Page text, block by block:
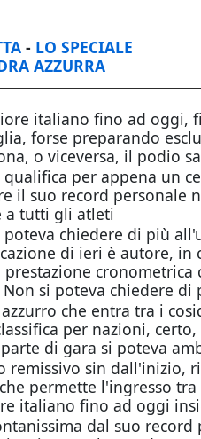
- LO SPECIALE
AZZURRA
italiano fino ad oggi,
forse preparando
o viceversa, il podio
qualifica per appena un
il suo record personale
a tutti gli atleti
poteva chiedere di più
di ieri è autore,
prestazione
si poteva chiedere di
che entra tra i
per nazioni,
di gara si poteva
remissivo sin dall'inizio,
permette l'ingresso
italiano fino ad oggi
dal suo